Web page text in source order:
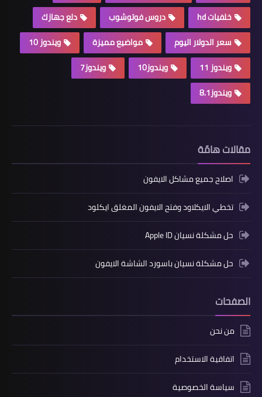
خلفيات hd
دروس فوتوشوب
دلع جهازك
سعر الدولار اليوم
مواضيع مميزة
ويندوز 10
ويندوز 11
ويندوز10
ويندوز7
ويندوز8.1
مقالات هامّة
اصلاح جميع مشاكل الايفون
تخطي الايكلاود وفتح الايفون المغلق ايكلود
حل مشكلة نسيان Apple ID
حل مشكلة نسيان باسورد الشاشة الايفون
الصفحات
من نحن
اتفاقية الاستخدام
سياسة الخصوصية